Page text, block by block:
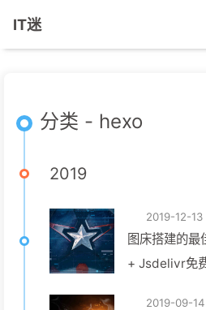
IT迷
分类 - hexo
2019
2019-12-13
图床搭建的
+ Jsdelivr免
2019-09-14